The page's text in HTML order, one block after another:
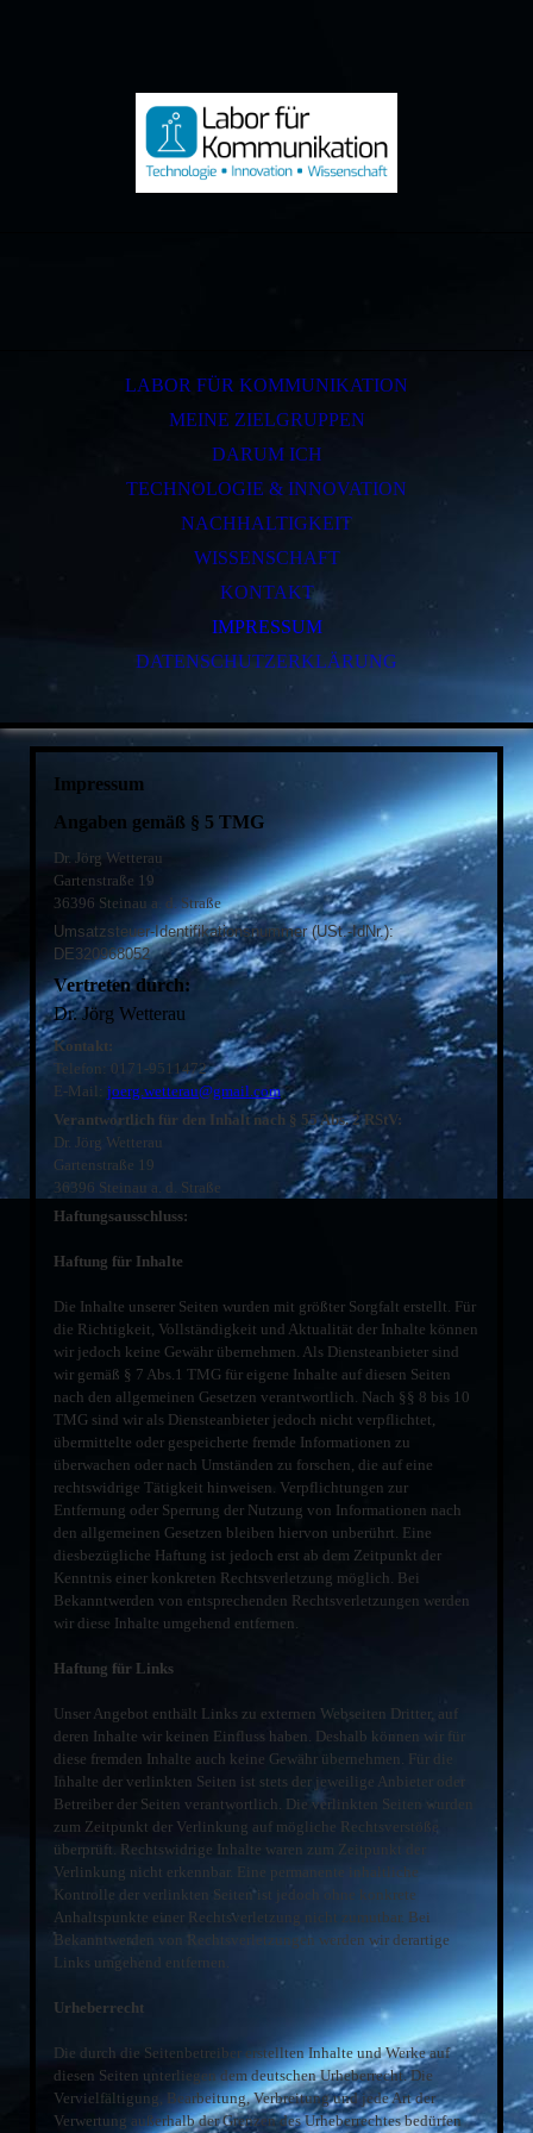
LABOR FÜR KOMMUNIKATION
MEINE ZIELGRUPPEN
DARUM ICH
TECHNOLOGIE & INNOVATION
NACHHALTIGKEIT
WISSENSCHAFT
KONTAKT
IMPRESSUM
DATENSCHUTZERKLÄRUNG
Impressum
Angaben gemäß § 5 TMG
Dr. Jörg Wetterau
Gartenstraße 19
36396 Steinau a. d. Straße
Umsatzsteuer-Identifikationsnummer (USt.-IdNr.):
DE320968052
Vertreten durch:
Dr. Jörg Wetterau
Kontakt:
Telefon: 0171-9511472
E-Mail: joerg.wetterau@gmail.com
Verantwortlich für den Inhalt nach § 55 Abs. 2 RStV:
Dr. Jörg Wetterau
Gartenstraße 19
36396 Steinau a. d. Straße
Haftungsausschluss:
Haftung für Inhalte
Die Inhalte unserer Seiten wurden mit größter Sorgfalt erstellt. Für
die Richtigkeit, Vollständigkeit und Aktualität der Inhalte können
wir jedoch keine Gewähr übernehmen. Als Diensteanbieter sind
wir gemäß § 7 Abs.1 TMG für eigene Inhalte auf diesen Seiten
nach den allgemeinen Gesetzen verantwortlich. Nach §§ 8 bis 10
TMG sind wir als Diensteanbieter jedoch nicht verpflichtet,
übermittelte oder gespeicherte fremde Informationen zu
überwachen oder nach Umständen zu forschen, die auf eine
rechtswidrige Tätigkeit hinweisen. Verpflichtungen zur
Entfernung oder Sperrung der Nutzung von Informationen nach
den allgemeinen Gesetzen bleiben hiervon unberührt. Eine
diesbezügliche Haftung ist jedoch erst ab dem Zeitpunkt der
Kenntnis einer konkreten Rechtsverletzung möglich. Bei
Bekanntwerden von entsprechenden Rechtsverletzungen werden
wir diese Inhalte umgehend entfernen.
Haftung für Links
Unser Angebot enthält Links zu externen Webseiten Dritter, auf
deren Inhalte wir keinen Einfluss haben. Deshalb können wir für
diese fremden Inhalte auch keine Gewähr übernehmen. Für die
Inhalte der verlinkten Seiten ist stets der jeweilige Anbieter oder
Betreiber der Seiten verantwortlich. Die verlinkten Seiten wurden
zum Zeitpunkt der Verlinkung auf mögliche Rechtsverstöße
überprüft. Rechtswidrige Inhalte waren zum Zeitpunkt der
Verlinkung nicht erkennbar. Eine permanente inhaltliche
Kontrolle der verlinkten Seiten ist jedoch ohne konkrete
Anhaltspunkte einer Rechtsverletzung nicht zumutbar. Bei
Bekanntwerden von Rechtsverletzungen werden wir derartige
Links umgehend entfernen.
Urheberrecht
Die durch die Seitenbetreiber erstellten Inhalte und Werke auf
diesen Seiten unterliegen dem deutschen Urheberrecht. Die
Vervielfältigung, Bearbeitung, Verbreitung und jede Art der
Verwertung außerhalb der Grenzen des Urheberrechtes bedürfen